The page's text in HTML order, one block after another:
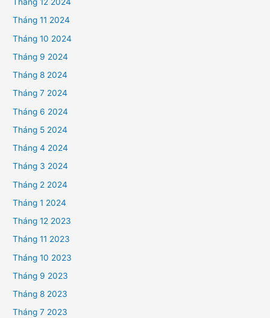
Tháng 12 2024
Tháng 11 2024
Tháng 10 2024
Tháng 9 2024
Tháng 8 2024
Tháng 7 2024
Tháng 6 2024
Tháng 5 2024
Tháng 4 2024
Tháng 3 2024
Tháng 2 2024
Tháng 1 2024
Tháng 12 2023
Tháng 11 2023
Tháng 10 2023
Tháng 9 2023
Tháng 8 2023
Tháng 7 2023